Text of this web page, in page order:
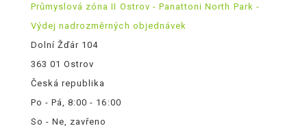
Průmyslová zóna II Ostrov - Panattoni North Park -
Výdej nadrozměrných objednávek
Dolní Žďár 104
363 01 Ostrov
Česká republika
Po - Pá, 8:00 - 16:00
So - Ne, zavřeno